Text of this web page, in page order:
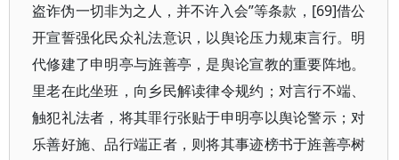
盗诈伪一切非为之人，并不许入会”等条款，[69]借公
开宣誓强化民众礼法意识，以舆论压力规束言行。明
代修建了申明亭与旌善亭，是舆论宣教的重要阵地。
里老在此坐班，向乡民解读律令规约；对言行不端、
触犯礼法者，将其罪行张贴于申明亭以舆论警示；对
乐善好施、品行端正者，则将其事迹榜书于旌善亭树